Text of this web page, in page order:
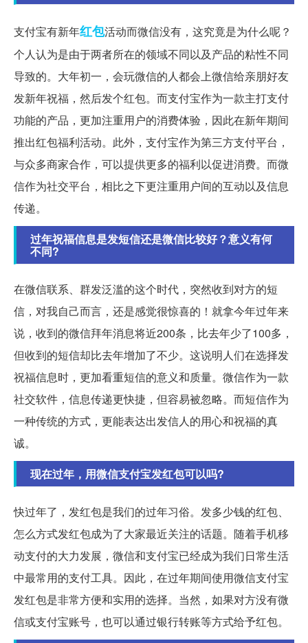
支付宝有新年红包活动而微信没有，这究竟是为什么呢？
个人认为是由于两者所在的领域不同以及产品的粘性不同
导致的。大年初一，会玩微信的人都会上微信给亲朋好友
发新年祝福，然后发个红包。而支付宝作为一款主打支付
功能的产品，更加注重用户的消费体验，因此在新年期间
推出红包福利活动。此外，支付宝作为第三方支付平台，
与众多商家合作，可以提供更多的福利以促进消费。而微
信作为社交平台，相比之下更注重用户间的互动以及信息
传递。
过年祝福信息是发短信还是微信比较好？意义有何
不同?
在微信联系、群发泛滥的这个时代，突然收到对方的短
信，对我自己而言，还是感觉很惊喜的！就拿今年过年来
说，收到的微信拜年消息将近200条，比去年少了100多，
但收到的短信却比去年增加了不少。这说明人们在选择发
祝福信息时，更加看重短信的意义和质量。微信作为一款
社交软件，信息传递更快捷，但容易被忽略。而短信作为
一种传统的方式，更能表达出发信人的用心和祝福的真
诚。
现在过年，用微信支付宝发红包可以吗?
快过年了，发红包是我们的过年习俗。发多少钱的红包、
怎么方式发红包成为了大家最近关注的话题。随着手机移
动支付的大力发展，微信和支付宝已经成为我们日常生活
中最常用的支付工具。因此，在过年期间使用微信支付宝
发红包是非常方便和实用的选择。当然，如果对方没有微
信或支付宝账号，也可以通过银行转账等方式给予红包。